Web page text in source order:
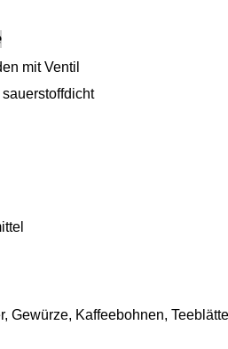
mit Ventil
Gewürze, Kaffeebohnen,